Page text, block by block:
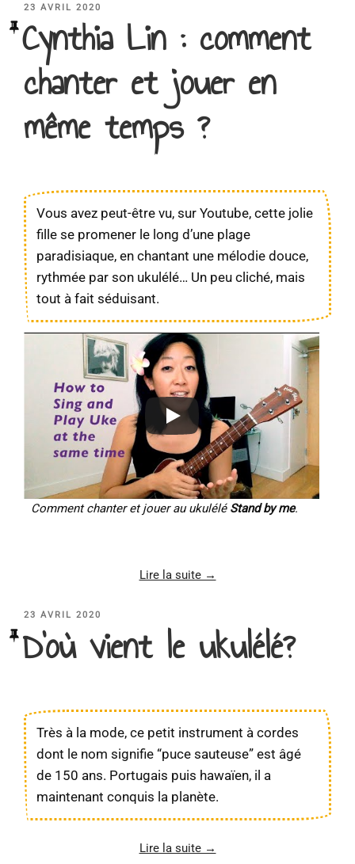
PUBLIÉ
23 AVRIL 2020
Cynthia Lin : comment
chanter et jouer en
même temps ?
Vous avez peut-être vu, sur Youtube, cette jolie
fille se promener le long d’une plage
paradisiaque, en chantant une mélodie douce,
rythmée par son ukulélé… Un peu cliché, mais
tout à fait séduisant.
Comment chanter et jouer au ukulélé Stand by me.
Lire la suite →
PUBLIÉ
23 AVRIL 2020
D’où vient le ukulélé?
Très à la mode, ce petit instrument à cordes
dont le nom signifie “puce sauteuse” est âgé
de 150 ans. Portugais puis hawaïen, il a
maintenant conquis la planète.
Lire la suite →